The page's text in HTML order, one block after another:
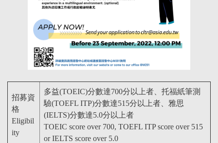
招募資
格
Eligibil
ity
多益(TOEIC)分數達700分以上者、托福紙筆測
驗(TOEFL ITP)分數達515分以上者、雅思
(IELTS)分數達5.0分以上者
TOEIC score over 700, TOEFL ITP score over 515
or IELTS score over 5.0